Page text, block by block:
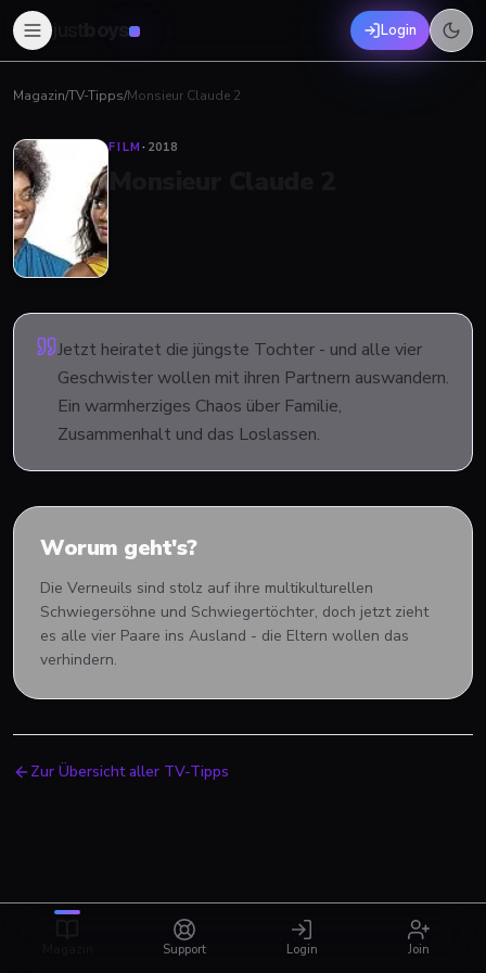
boys Login
Magazin/TV-Tipps/Monsieur Claude 2
FILM· 2018
Jetzt heiratet die jüngste Tochter - und alle vier
Geschwister wollen mit ihren Partnern auswandern.
Ein warmherziges Chaos über Familie,
Zusammenhalt und das Loslassen.
Worum geht's?
Die Verneuils sind stolz auf ihre multikulturellen
Schwiegersöhne und Schwiegertöchter, doch jetzt zieht
es alle vier Paare ins Ausland - die Eltern wollen das
verhindern.
Zur Übersicht aller TV-Tipps
Support Login Join